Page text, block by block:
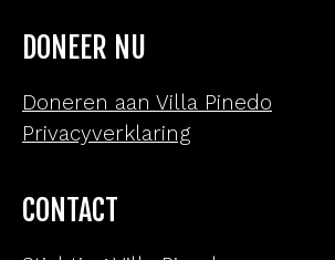
DONEER NU
Doneren aan Villa Pinedo
Privacyverklaring
CONTACT